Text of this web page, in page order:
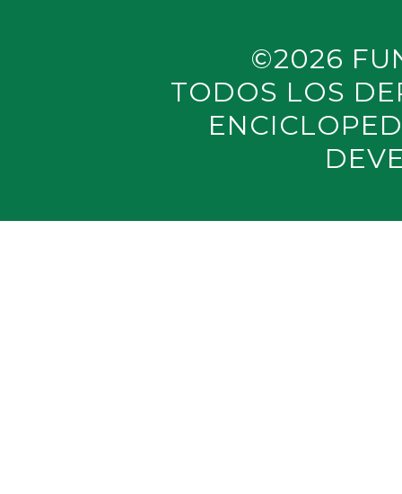
©2026
TODOS LOS